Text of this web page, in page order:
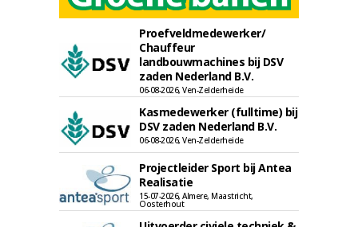
Proefveldmedewerker/
Chauffeur
landbouwmachines bij DSV
zaden Nederland B.V.
06-08-2026, Ven-Zelderheide
Kasmedewerker (fulltime) bij
DSV zaden Nederland B.V.
06-08-2026, Ven-Zelderheide
Projectleider Sport bij Antea
Realisatie
15-07-2026, Almere, Maastricht,
Oosterhout